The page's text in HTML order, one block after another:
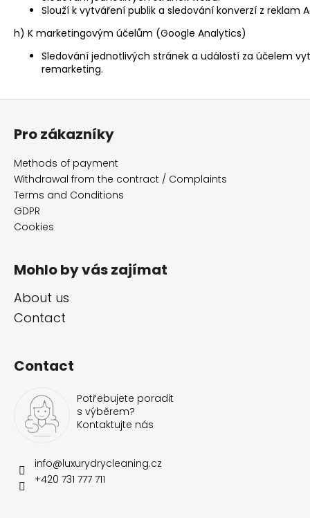
Slouží k vytváření publik a sledování konverzí z reklam
h) K marketingovým účelům (Google Analytics)
Sledování jednotlivých stránek a událostí za účelem
remarketing.
F
Pro zákazníky
Methods of payment
Withdrawal from the contract / Complaints
Terms and Conditions
GDPR
Cookies
Mohlo by vás zajímat
About us
Contact
Contact
Potřebujete poradit
s výběrem?
Kontaktujte nás
info@luxurydrycleaning.cz
+420 731 777 711